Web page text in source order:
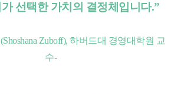
선택한 가치의 결정체입니다.”
Zuboff), 하버드대 경영대학원 교
수-